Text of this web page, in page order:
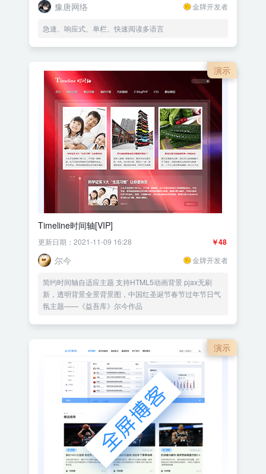
豫唐网络 金牌开发者
急速、响应式、单栏、快速阅读多语言
演示
Timeline时间轴[VIP]
￥48
更新日期：2021-11-09 16:28
尔今 金牌开发者
简约时间轴自适应主题 支持HTML5动画背景 pjax无刷
新，透明背景全景背景图，中国红圣诞节春节过年节日气
氛主题——《益吾库》尔今作品
演示